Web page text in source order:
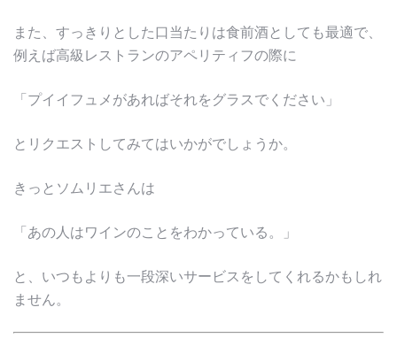
また、すっきりとした口当たりは食前酒としても最適で、
例えば高級レストランのアペリティフの際に
「プイイフュメがあればそれをグラスでください」
とリクエストしてみてはいかがでしょうか。
きっとソムリエさんは
「あの人はワインのことをわかっている。」
と、いつもよりも一段深いサービスをしてくれるかもしれ
ません。